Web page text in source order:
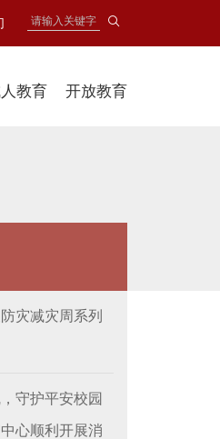
教育 开放教育
灾减灾周系列
守护平安校园
顺利开展消